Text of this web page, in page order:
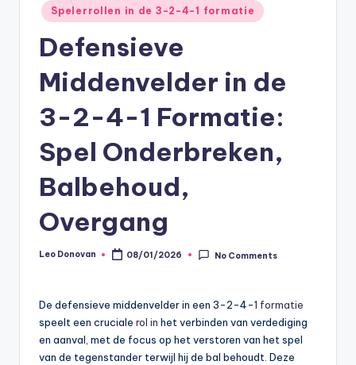
Posted
in
Spelerrollen in de 3-2-4-1 formatie
Defensieve
Middenvelder in de
3-2-4-1 Formatie:
Spel Onderbreken,
Balbehoud,
Overgang
Posted
Leo Donovan 08/01/2026 No Comments
De defensieve middenvelder in een 3-2-4-1 formatie
speelt een cruciale rol in het verbinden van verdediging
en aanval, met de focus op het verstoren van het spel
van de tegenstander terwijl hij de bal behoudt. Deze